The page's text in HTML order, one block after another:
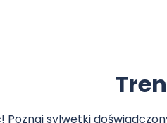
Poznaj sylwetki